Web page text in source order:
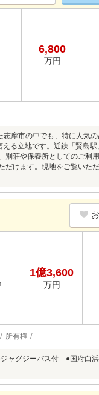
6,800
万円
摩市の中でも、特に人気
る立地です。近鉄「賢島
荘や保養所としてのご利
けます。現地をご覧いた
1億3,600
万円
所有権
グジーバス付 ●国府白